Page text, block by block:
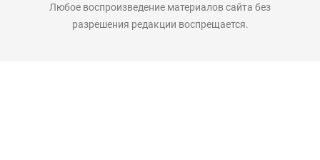
Любое воспроизведение материалов сайта без
разрешения редакции воспрещается.